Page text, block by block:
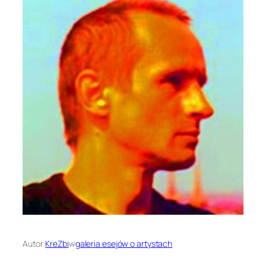
Autor:KreZbiwgaleria esejów o artystach